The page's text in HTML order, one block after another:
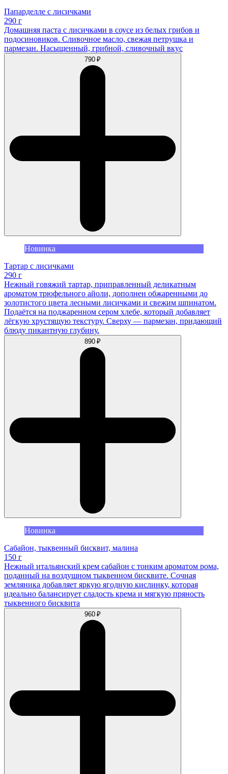
Папарделле с лисичками
290 г
Домашняя паста с лисичками в соусе из белых грибов и
подосиновиков. Сливочное масло, свежая петрушка и
пармезан. Насыщенный, грибной, сливочный вкус
790 ₽
Новинка
Тартар с лисичками
290 г
Нежный говяжий тартар, приправленный деликатным
ароматом трюфельного айоли, дополнен обжаренными до
золотистого цвета лесными лисичками и свежим шпинатом.
Подаётся на поджаренном сером хлебе, который добавляет
лёгкую хрустящую текстуру. Сверху — пармезан, придающий
блюду пикантную глубину.
890 ₽
Новинка
Сабайон, тыквенный бисквит, малина
150 г
Нежный итальянский крем сабайон с тонким ароматом рома,
поданный на воздушном тыквенном бисквите. Сочная
земляника добавляет яркую ягодную кислинку, которая
идеально балансирует сладость крема и мягкую пряность
тыквенного бисквита
960 ₽